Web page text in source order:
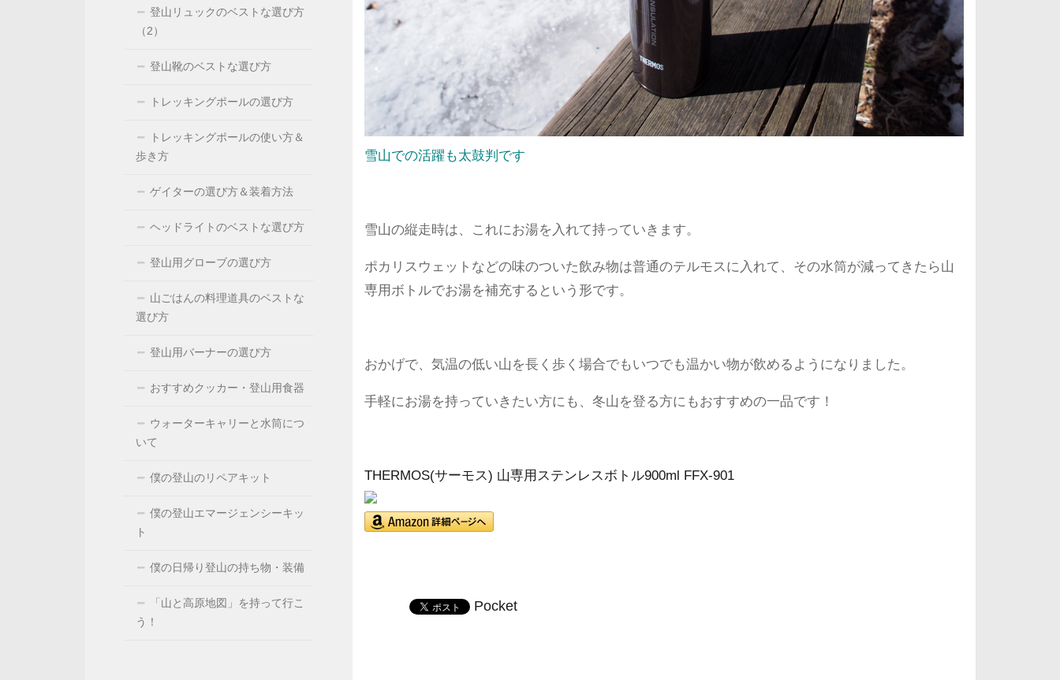
雪山での活躍も太鼓判です
雪山の縦走時は、これにお湯を入れて持っていきます。
ポカリスウェットなどの味のついた飲み物は普通のテルモスに入れて、その水筒が減ってきたら山
専用ボトルでお湯を補充するという形です。
おかげで、気温の低い山を長く歩く場合でもいつでも温かい物が飲めるようになりました。
手軽にお湯を持っていきたい方にも、冬山を登る方にもおすすめの一品です！
THERMOS(サーモス) 山専用ステンレスボトル900ml FFX-901
Pocket
登山リュックのベストな選び方
（2）
登山靴のベストな選び方
トレッキングポールの選び方
トレッキングポールの使い方＆
歩き方
ゲイターの選び方＆装着方法
ヘッドライトのベストな選び方
登山用グローブの選び方
山ごはんの料理道具のベストな
選び方
登山用バーナーの選び方
おすすめクッカー・登山用食器
ウォーターキャリーと水筒につ
いて
僕の登山のリペアキット
僕の登山エマージェンシーキッ
ト
僕の日帰り登山の持ち物・装備
「山と高原地図」を持って行こ
う！